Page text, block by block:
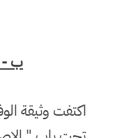
ب -